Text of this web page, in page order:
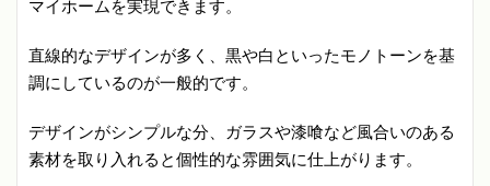
マイホームを実現できます。
直線的なデザインが多く、黒や白といったモノトーンを基
調にしているのが一般的です。
デザインがシンプルな分、ガラスや漆喰など風合いのある
素材を取り入れると個性的な雰囲気に仕上がります。